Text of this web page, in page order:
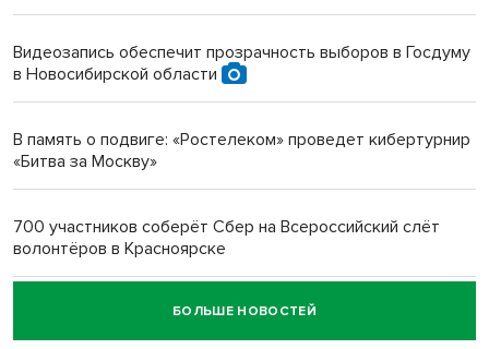
Новосибирский преподаватель с женой вошли в топ-16
Видеозапись обеспечит прозрачность выборов в Госдуму
в Новосибирской области
В память о подвиге: «Ростелеком» проведет кибертурнир
«Битва за Москву»
700 участников соберёт Сбер на Всероссийский слёт
волонтёров в Красноярске
Честный выбор: видеонаблюдение обеспечит
объективность результатов ЕДГ в Новосибирской
БОЛЬШЕ НОВОСТЕЙ